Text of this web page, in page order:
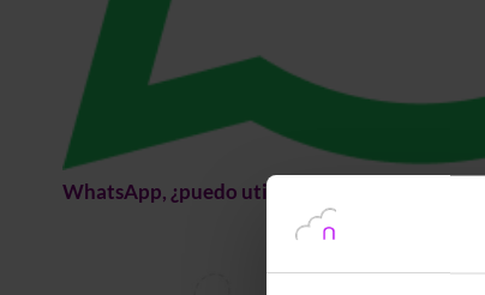
WhatsApp, ¿puedo utilizarlo en mi empresa?